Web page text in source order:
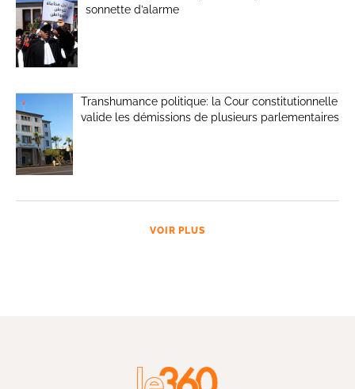
sonnette d’alarme
Transhumance politique: la Cour constitutionnelle
valide les démissions de plusieurs parlementaires
VOIR PLUS